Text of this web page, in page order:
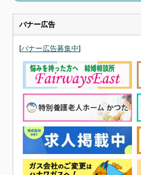
バナー広告
[バナー広告募集中]